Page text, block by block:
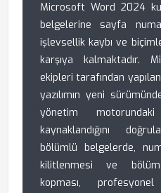
Microsoft Word 2024
belgelerine sayfa
işlevsellik kaybı ve
karşıya kalmaktadır.
ekipleri tarafından
yazılımın yeni
yönetim
kaynaklandığını
bölümlü belgelerde,
kilitlenmesi ve bölüm
kopması,